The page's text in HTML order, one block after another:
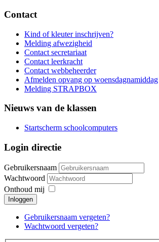
Contact
Kind of kleuter inschrijven?
Melding afwezigheid
Contact secretariaat
Contact leerkracht
Contact webbeheerder
Afmelden opvang op woensdagnamiddag
Melding STRAPBOX
Nieuws van de klassen
Startscherm schoolcomputers
Login directie
Gebruikersnaam
Wachtwoord
Onthoud mij
Inloggen
Gebruikersnaam vergeten?
Wachtwoord vergeten?